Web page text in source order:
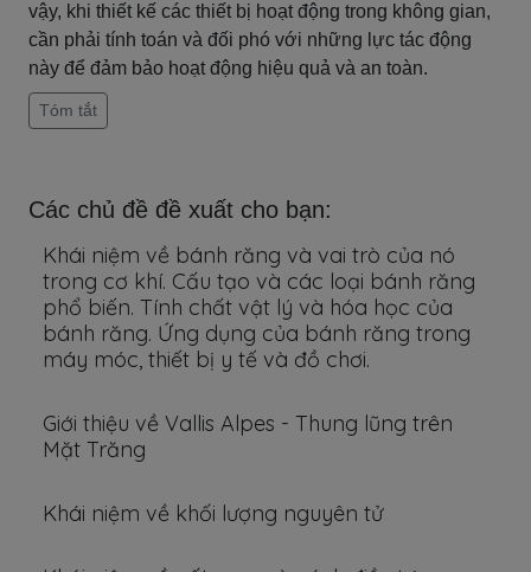
vậy, khi thiết kế các thiết bị hoạt động trong không gian,
cần phải tính toán và đối phó với những lực tác động
này để đảm bảo hoạt động hiệu quả và an toàn.
Tóm tắt
Các chủ đề đề xuất cho bạn:
Khái niệm về bánh răng và vai trò của nó
trong cơ khí. Cấu tạo và các loại bánh răng
phổ biến. Tính chất vật lý và hóa học của
bánh răng. Ứng dụng của bánh răng trong
máy móc, thiết bị y tế và đồ chơi.
Giới thiệu về Vallis Alpes - Thung lũng trên
Mặt Trăng
Khái niệm về khối lượng nguyên tử